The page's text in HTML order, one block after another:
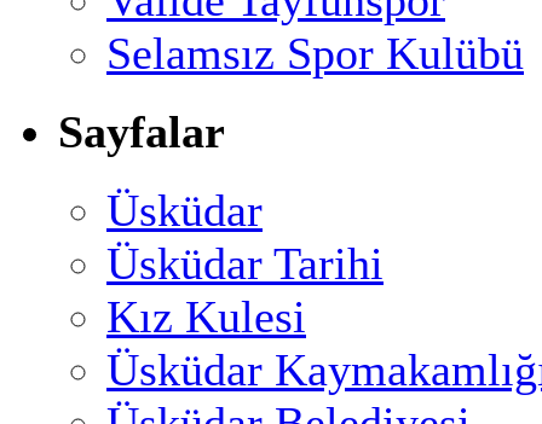
Selamsız Spor Kulübü
Sayfalar
Üsküdar
Üsküdar Tarihi
Kız Kulesi
Üsküdar